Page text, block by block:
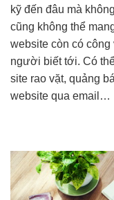
kỹ đến đâu mà
cũng không thể
website còn có
người biết tới. Có
site rao vặt, quảng
website qua email…